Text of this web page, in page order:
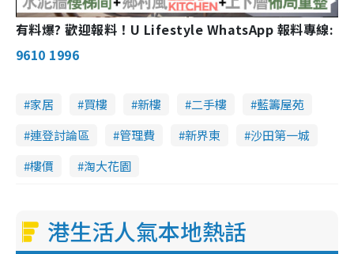
a
o
有料爆? 歡迎報料！U Lifestyle WhatsApp 報料專線:
9610 1996
家居 買樓 新樓 二手樓
藍籌屋苑
連登討論區
管理費 新界東
沙田第一城
樓價
淘大花園
港生活人氣本地熱話